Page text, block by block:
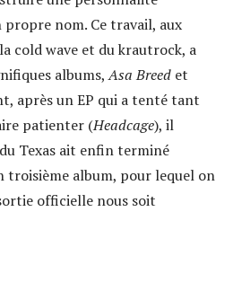
nom. Ce travail, aux
cold wave et du krautrock, a
albums,Asa Breed et
après un EP qui a tenté tant
patienter (Headcage), il
Texas ait enfin terminé
troisième album, pour lequel on
officielle nous soit